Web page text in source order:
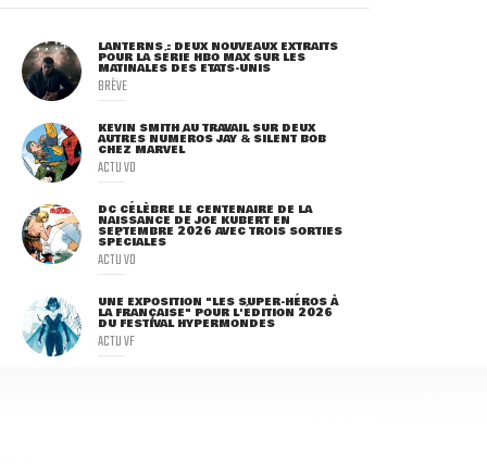
LANTERNS : DEUX NOUVEAUX EXTRAITS
POUR LA SÉRIE HBO MAX SUR LES
MATINALES DES ETATS-UNIS
BRÈVE
KEVIN SMITH AU TRAVAIL SUR DEUX
AUTRES NUMÉROS JAY & SILENT BOB
CHEZ MARVEL
ACTU VO
DC CÉLÈBRE LE CENTENAIRE DE LA
NAISSANCE DE JOE KUBERT EN
SEPTEMBRE 2026 AVEC TROIS SORTIES
SPÉCIALES
ACTU VO
UNE EXPOSITION "LES SUPER-HÉROS À
LA FRANÇAISE" POUR L'ÉDITION 2026
DU FESTIVAL HYPERMONDES
ACTU VF